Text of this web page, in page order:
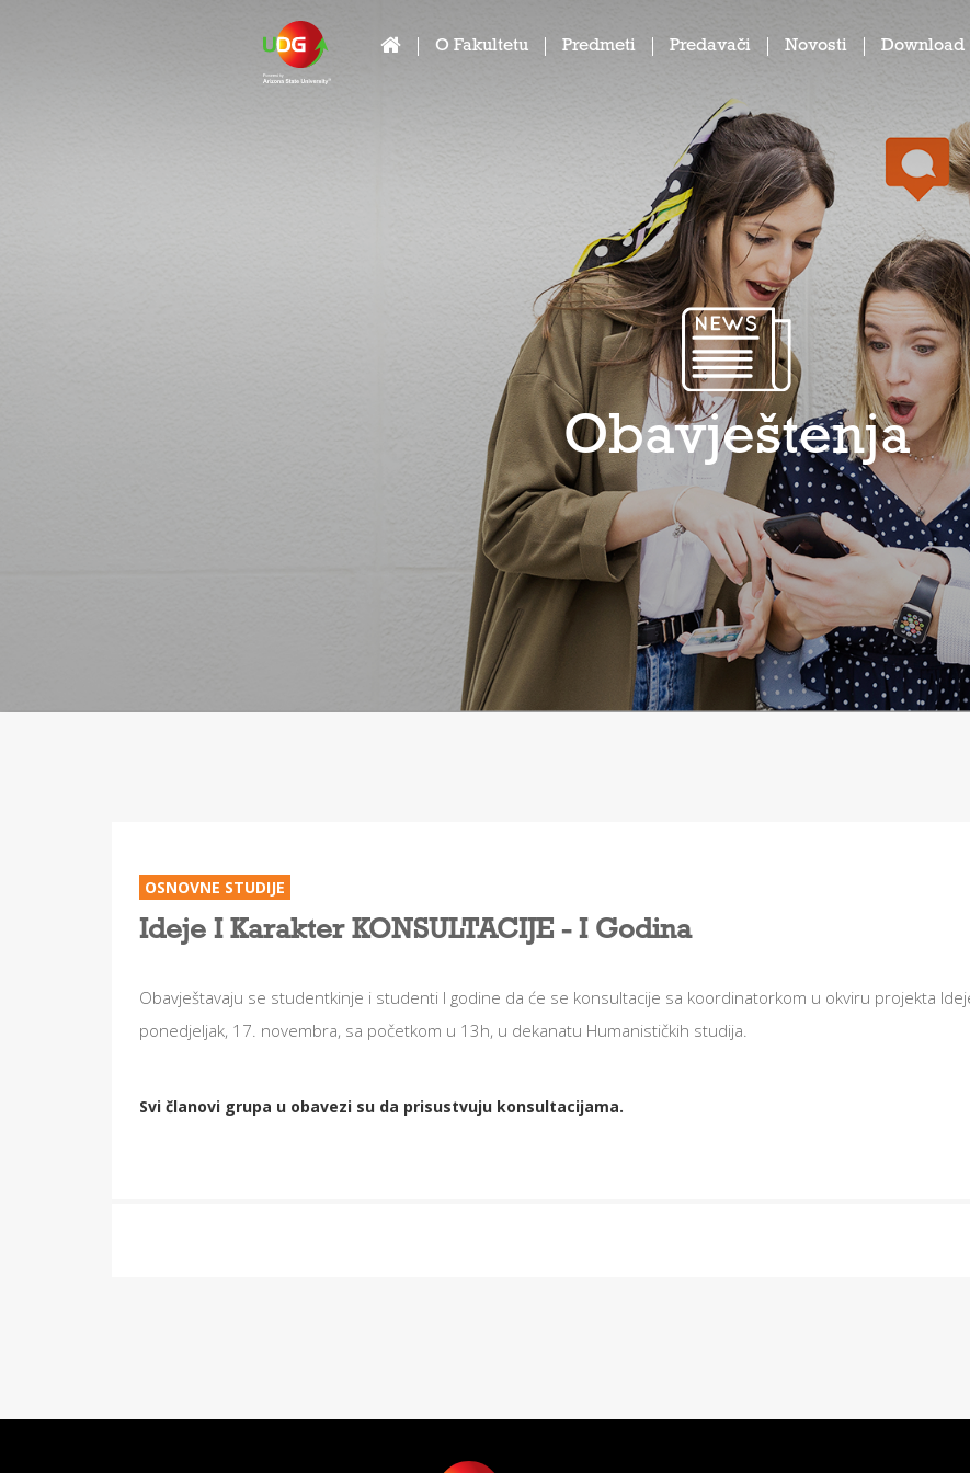
O Fakultetu Predmeti Predavači Novosti Download
Obavještenja
OSNOVNE STUDIJE
Ideje I Karakter KONSULTACIJE - I Godina
Obavještavaju se studentkinje i studenti I godine da će se konsultacije sa koordinatorkom u okviru projekta
ponedjeljak, 17. novembra, sa početkom u 13h, u dekanatu Humanističkih studija.
Svi članovi grupa u obavezi su da prisustvuju konsultacijama.